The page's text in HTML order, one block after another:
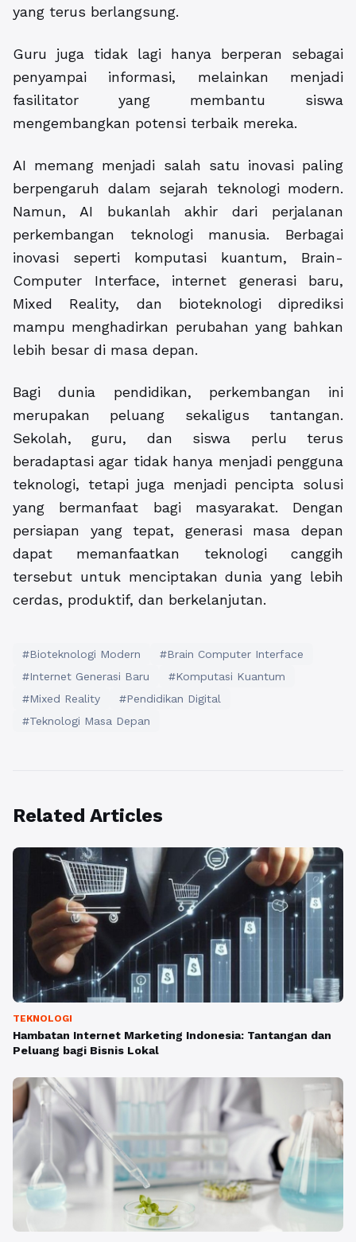
yang terus berlangsung.
Guru juga tidak lagi hanya berperan sebagai
penyampai informasi, melainkan menjadi
fasilitator yang membantu siswa
mengembangkan potensi terbaik mereka.
AI memang menjadi salah satu inovasi paling
berpengaruh dalam sejarah teknologi modern.
Namun, AI bukanlah akhir dari perjalanan
perkembangan teknologi manusia. Berbagai
inovasi seperti komputasi kuantum, Brain-
Computer Interface, internet generasi baru,
Mixed Reality, dan bioteknologi diprediksi
mampu menghadirkan perubahan yang bahkan
lebih besar di masa depan.
Bagi dunia pendidikan, perkembangan ini
merupakan peluang sekaligus tantangan.
Sekolah, guru, dan siswa perlu terus
beradaptasi agar tidak hanya menjadi pengguna
teknologi, tetapi juga menjadi pencipta solusi
yang bermanfaat bagi masyarakat. Dengan
persiapan yang tepat, generasi masa depan
dapat memanfaatkan teknologi canggih
tersebut untuk menciptakan dunia yang lebih
cerdas, produktif, dan berkelanjutan.
#Bioteknologi Modern
#Brain Computer Interface
#Internet Generasi Baru
#Komputasi Kuantum
#Mixed Reality
#Pendidikan Digital
#Teknologi Masa Depan
Related Articles
TEKNOLOGI
Hambatan Internet Marketing Indonesia: Tantangan dan
Peluang bagi Bisnis Lokal